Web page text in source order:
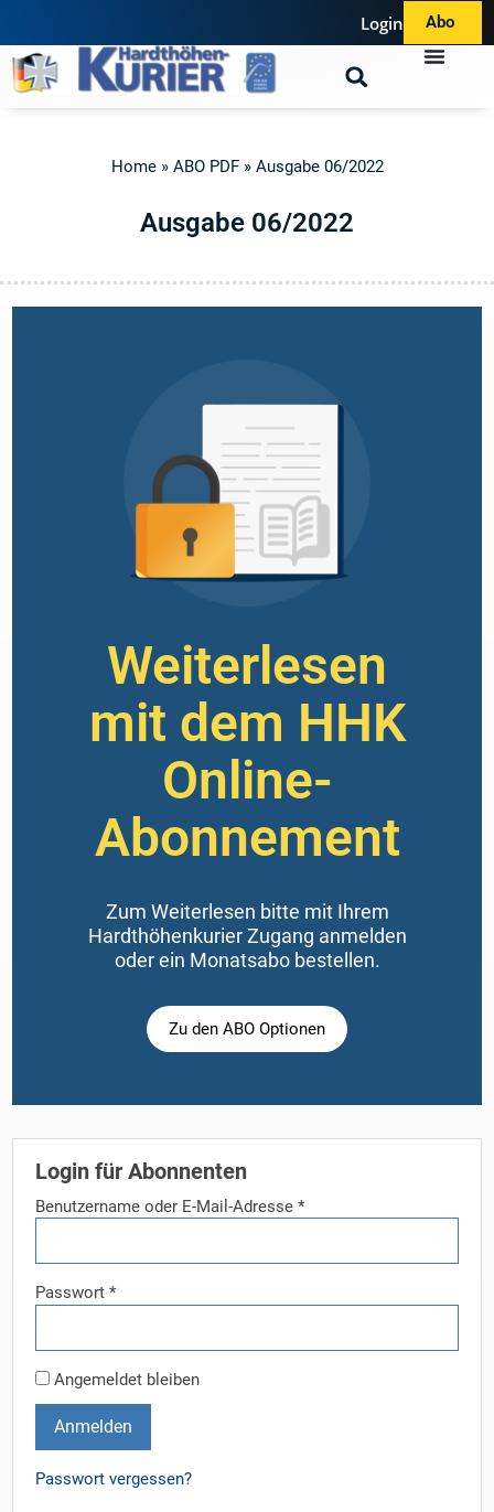
Login Abo
Home» ABO PDF» Ausgabe 06/2022
Ausgabe 06/2022
Weiterlesen
mit dem HHK
Online-
Abonnement
Zum Weiterlesen bitte mit Ihrem
Hardthöhenkurier Zugang anmelden
oder ein Monatsabo bestellen.
Zu den ABO Optionen
Login für Abonnenten
Benutzername oder E-Mail-Adresse*
Passwort*
Angemeldet bleiben
Anmelden
Passwort vergessen?